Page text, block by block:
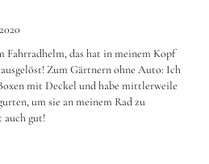
Fahrradhelm, das hat in meinem Kopf
Zum Gärtnern ohne Auto: Ich
mit Deckel und habe mittlerweile
um sie an meinem Rad zu
auch gut!